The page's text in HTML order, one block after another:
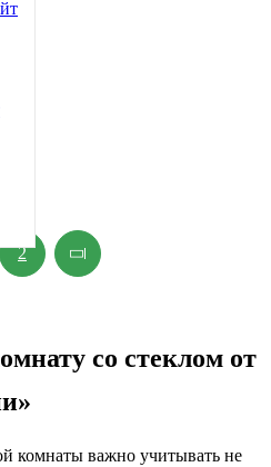
2
со стеклом от
комнаты важно учитывать не